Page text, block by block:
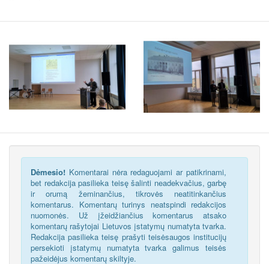
Dėmesio! Komentarai nėra redaguojami ar patikrinami,
bet redakcija pasilieka teisę šalinti neadekvačius, garbę
ir orumą žeminančius, tikrovės neatitinkančius
komentarus. Komentarų turinys neatspindi redakcijos
nuomonės. Už įžeidžiančius komentarus atsako
komentarų rašytojai Lietuvos įstatymų numatyta tvarka.
Redakcija pasilieka teisę prašyti teisėsaugos institucijų
persekioti įstatymų numatyta tvarka galimus teisės
pažeidėjus komentarų skiltyje.